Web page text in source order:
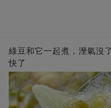
綠豆和它一起煮，溼氣沒
快了